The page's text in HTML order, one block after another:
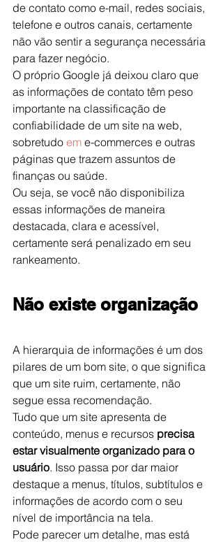
de contato como e-mail, redes sociais,
telefone e outros canais, certamente
não vão sentir a segurança necessária
para fazer negócio.
O próprio Google já deixou claro que
as informações de contato têm peso
importante na classificação de
confiabilidade de um site na web,
sobretudo em e-commerces e outras
páginas que trazem assuntos de
finanças ou saúde.
Ou seja, se você não disponibiliza
essas informações de maneira
destacada, clara e acessível,
certamente será penalizado em seu
rankeamento.
Não existe organização
A hierarquia de informações é um dos
pilares de um bom site, o que significa
que um site ruim, certamente, não
segue essa recomendação.
Tudo que um site apresenta de
conteúdo, menus e recursos precisa
estar visualmente organizado para o
usuário. Isso passa por dar maior
destaque a menus, títulos, subtítulos e
informações de acordo com o seu
nível de importância na tela.
Pode parecer um detalhe, mas está